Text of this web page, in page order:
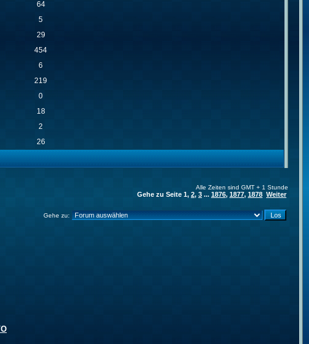
64
5
29
454
6
219
0
18
2
26
Alle Zeiten sind GMT + 1 Stunde
Gehe zu Seite 1, 2, 3 ... 1876, 1877, 1878 Weiter
Gehe zu: